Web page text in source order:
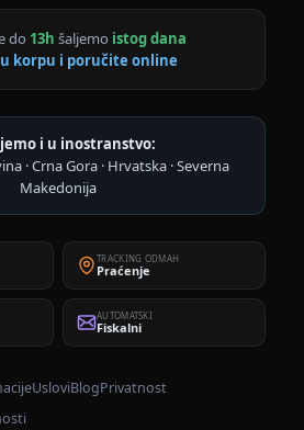
do 13h šaljemo istog dana
korpu i poručite online
i u inostranstvo:
· Crna Gora · Hrvatska · Severna
Makedonija
TRACKING ODMAH
Praćenje
AUTOMATSKI
Fiskalni
UsloviBlogPrivatnost